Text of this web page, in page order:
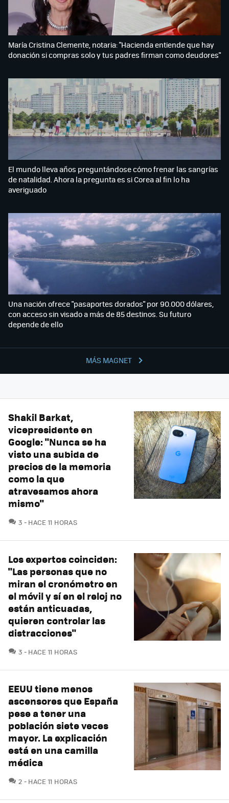
MÁS MAGNET
María Cristina Clemente, notaria: "Hacienda entiende que hay
donación si compras solo y tus padres firman como deudores"
El mundo lleva años preguntándose cómo frenar las sangrías
de natalidad. Ahora la pregunta es si Corea al fin lo ha
averiguado
Una nación ofrece "pasaportes dorados" por 90.000 dólares,
con acceso sin visado a más de 85 destinos. Su futuro
depende de ello
Shakil Barkat,
vicepresidente en
Google: "Nunca se ha
visto una subida de
precios de la memoria
como la que
atravesamos ahora
mismo"
3 COMENTARIOS
HACE 11 HORAS
Los expertos coinciden:
"Las personas que no
miran el cronómetro en
el móvil y sí en el reloj no
están anticuadas,
quieren controlar las
distracciones"
3 COMENTARIOS
HACE 11 HORAS
EEUU tiene menos
ascensores que España
pese a tener una
población siete veces
mayor. La explicación
está en una camilla
médica
2 COMENTARIOS
HACE 11 HORAS